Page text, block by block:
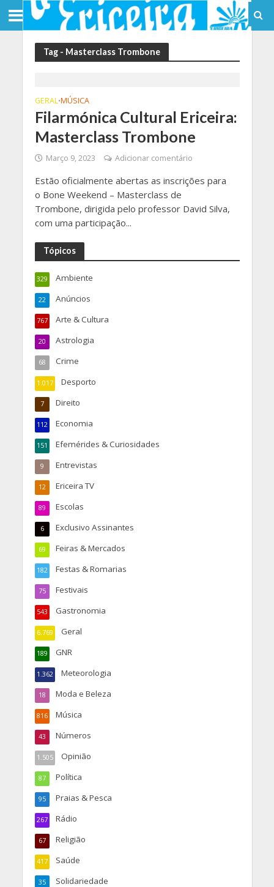
Tag - Masterclass Trombone
GERAL•MÚSICA
Filarmónica Cultural Ericeira:
Masterclass Trombone
Março 9, 2023 Adicionar comentário
Estão oficialmente abertas as inscrições para
o Bone Weekend – Masterclass de
Trombone, dirigida pelo professor David Silva,
com uma participação...
Tópicos
Ambiente
329
Anúncios
22
Arte & Cultura
767
Astrologia
20
Crime
68
Desporto
1.017
Direito
7
Economia
112
Efemérides & Curiosidades
151
Entrevistas
9
Ericeira TV
12
Escolas
89
Exclusivo Assinantes
6
Feiras & Mercados
69
Festas & Romarias
182
Festivais
75
Gastronomia
543
Geral
6.769
GNR
189
Meteorologia
1.362
Moda e Beleza
18
Música
816
Números
43
Opinião
1.505
Política
87
Praias & Pesca
95
Rádio
267
Religião
67
Saúde
417
Solidariedade
35